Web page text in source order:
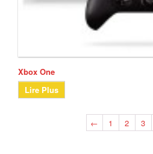
Xbox One
Lire Plus
← 1 2 3